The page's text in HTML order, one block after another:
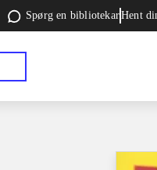
Spørg en bibliotekarHent